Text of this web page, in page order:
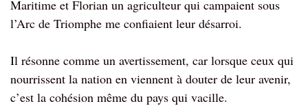
Maritime et Florian un agriculteur qui campaient sous
l’Arc de Triomphe me confiaient leur désarroi.
Il résonne comme un avertissement, car lorsque ceux qui
nourrissent la nation en viennent à douter de leur avenir,
c’est la cohésion même du pays qui vacille.